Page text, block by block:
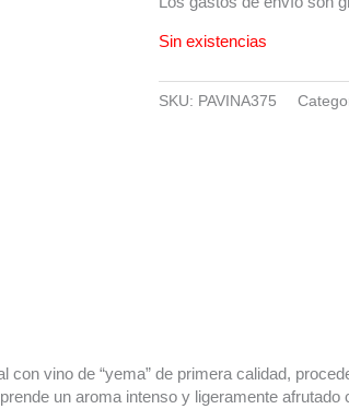
Sin existencias
SKU: PAVINA375
con vino de “yema” de primera calidad,
un aroma intenso y ligeramente afrutado